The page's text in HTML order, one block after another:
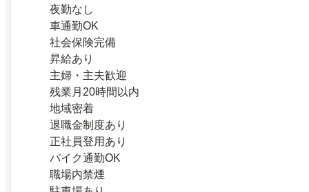
夜勤なし
車通勤OK
社会保険完備
昇給あり
主婦・主夫歓迎
残業月20時間以内
地域密着
退職金制度あり
正社員登用あり
バイク通勤OK
職場内禁煙